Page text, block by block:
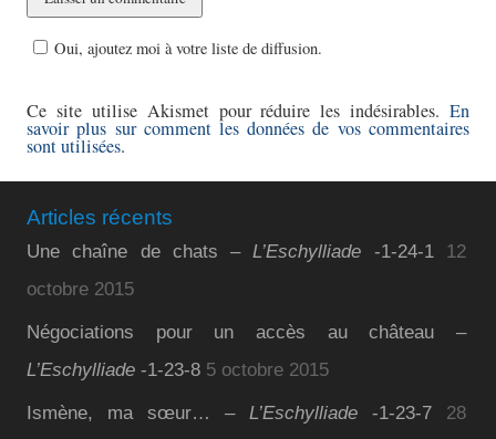
Oui, ajoutez moi à votre liste de diffusion.
Ce site utilise Akismet pour réduire les indésirables. En
savoir plus sur comment les données de vos commentaires
sont utilisées.
Articles récents
Une chaîne de chats –L’Eschylliade -1-24-1
12
octobre 2015
Négociations pour un accès au château –
L’Eschylliade -1-23-8 5 octobre 2015
Ismène, ma sœur… – L’Eschylliade-1-23-7
28